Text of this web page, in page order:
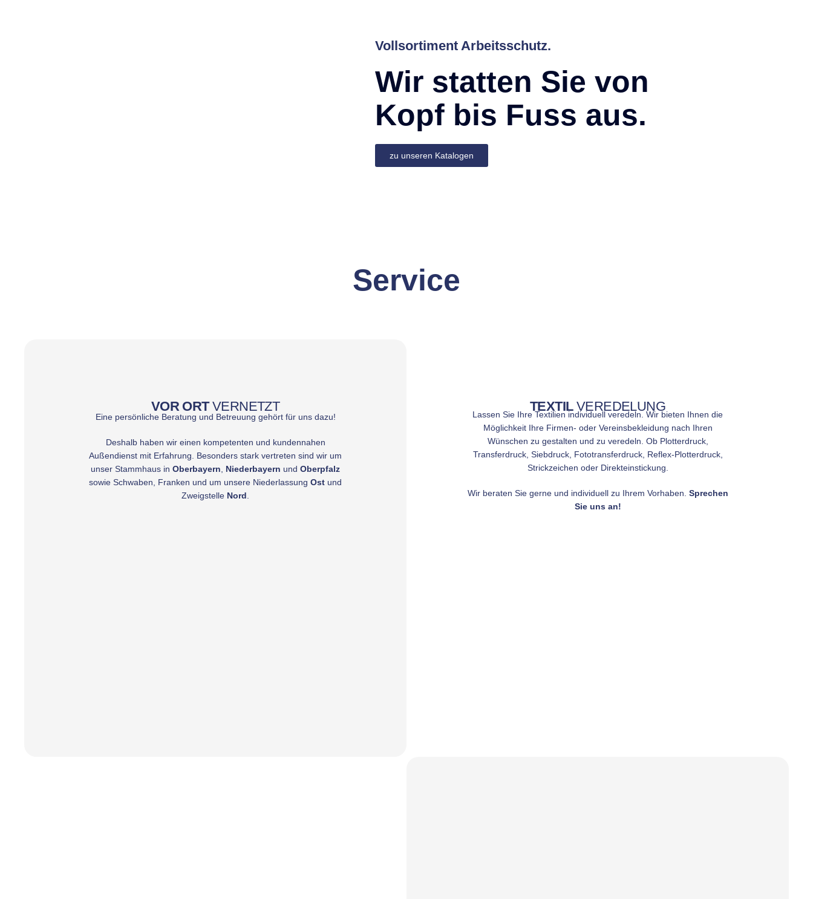
Vollsortiment Arbeitsschutz.
Wir statten Sie von
Kopf bis Fuss aus.
zu unseren Katalogen
Service
VOR ORTVERNETZT
Eine persönliche Beratung und Betreuung gehört für uns dazu!
Deshalb haben wir einen kompetenten und kundennahen
Außendienst mit Erfahrung. Besonders stark vertreten sind wir um
unser Stammhaus in Oberbayern, Niederbayern und Oberpfalz
sowie Schwaben, Franken und um unsere Niederlassung Ost und
Zweigstelle Nord.
TEXTIL VEREDELUNG
Lassen Sie Ihre Textilien individuell veredeln. Wir bieten Ihnen die
Möglichkeit Ihre Firmen- oder Vereinsbekleidung nach Ihren
Wünschen zu gestalten und zu veredeln. Ob Plotterdruck,
Transferdruck, Siebdruck, Fototransferdruck, Reflex-Plotterdruck,
Strickzeichen oder Direkteinstickung.
Wir beraten Sie gerne und individuell zu Ihrem Vorhaben. Sprechen
Sie uns an!